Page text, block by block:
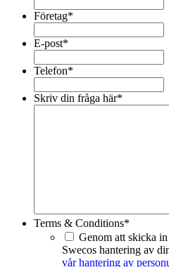
Företag*
E-post*
Telefon*
Skriv din fråga här*
Terms & Conditions*
Genom att skicka
Swecos hantering av
vår hantering av